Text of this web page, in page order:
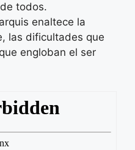
todos.
enaltece la
las dificultades que
engloban el ser